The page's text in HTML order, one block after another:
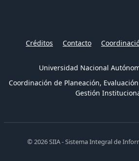
Créditos Contacto
Universidad Nacional
Coordinación de Planeación,
Gestión
© 2026 SIIA - Sistema Integral de